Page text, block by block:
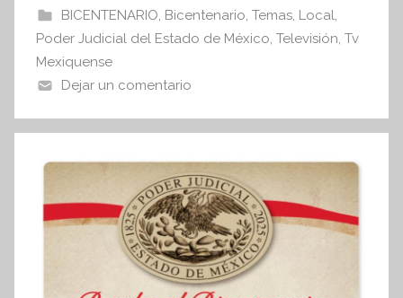
e
s
n
f
r
m
a
t
b
o
o
k
A
p
BICENTENARIO, Bicentenario, Temas, Local,
Poder Judicial del Estado de México, Televisión, Tv
Mexiquense
Dejar un comentario